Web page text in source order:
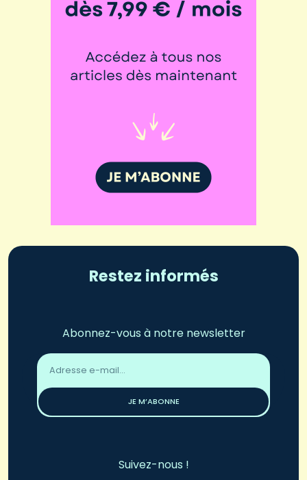
Restez informés
Abonnez-vous à notre newsletter
Adresse
email
JE M’ABONNE
Suivez-nous !